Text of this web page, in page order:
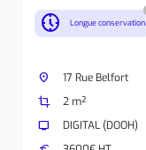
nest_clock_farsight_analog Longue conservation
place
17 Rue Belfort
crop
2 m²
tv
DIGITAL (DOOH)